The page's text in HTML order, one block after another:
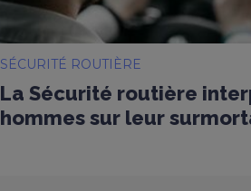
SÉCURITÉ ROUTIÈRE
La Sécurité routière
hommes sur leur